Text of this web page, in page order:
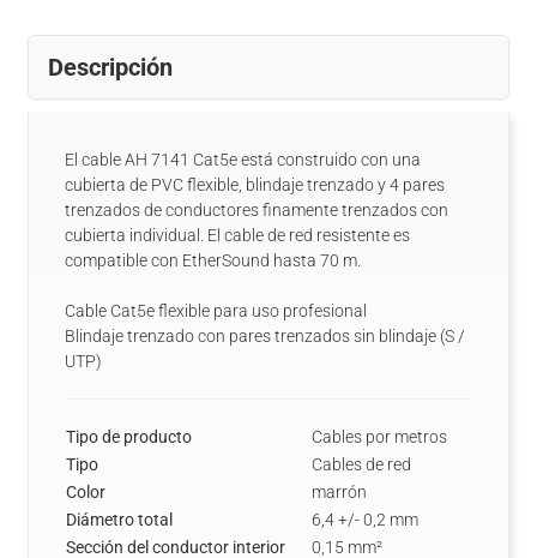
Descripción
El cable AH 7141 Cat5e está construido con una
cubierta de PVC flexible, blindaje trenzado y 4 pares
trenzados de conductores finamente trenzados con
cubierta individual. El cable de red resistente es
compatible con EtherSound hasta 70 m.
Cable Cat5e flexible para uso profesional
Blindaje trenzado con pares trenzados sin blindaje (S /
UTP)
Tipo de producto
Cables por metros
Tipo
Cables de red
Color
marrón
Diámetro total
6,4 +/- 0,2 mm
Sección del conductor interior
0,15 mm²